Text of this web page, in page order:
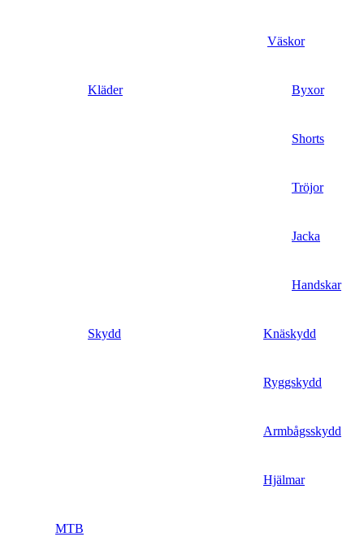
Väskor
Kläder Byxor
Shorts
Tröjor
Jacka
Handskar
Skydd Knäskydd
Ryggskydd
Armbågsskydd
Hjälmar
MTB